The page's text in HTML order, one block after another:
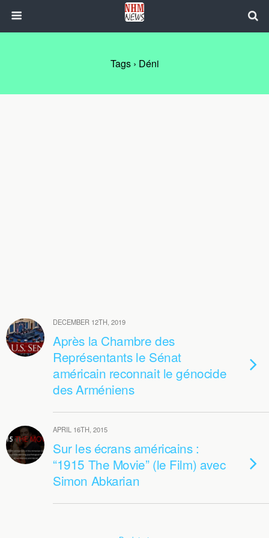
Tags › Déni
DECEMBER 12TH, 2019
Après la Chambre des
Représentants le Sénat
américain reconnait le génocide
des Arméniens
APRIL 16TH, 2015
Sur les écrans américains :
“1915 The Movie” (le Film) avec
Simon Abkarian